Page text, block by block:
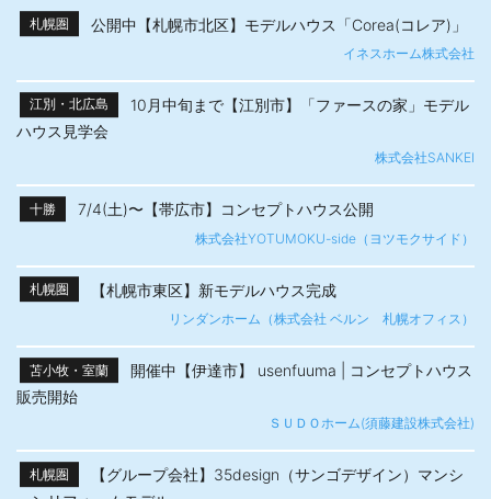
札幌圏 公開中【札幌市北区】モデルハウス「Corea(コレア)」
イネスホーム株式会社
江別・北広島
10月中旬まで【江別市】「ファースの家」モデル
ハウス見学会
株式会社SANKEI
十勝 7/4(土)〜【帯広市】​コンセプトハウス公開
株式会社YOTUMOKU-side（ヨツモクサイド）
札幌圏 【札幌市東区】新モデルハウス完成
リンダンホーム（株式会社 ベルン 札幌オフィス）
苫小牧・室蘭
開催中【伊達市】 usenfuuma | コンセプトハウス
販売開始
ＳＵＤＯホーム(須藤建設株式会社)
札幌圏
【グループ会社】35design（サンゴデザイン）マンシ